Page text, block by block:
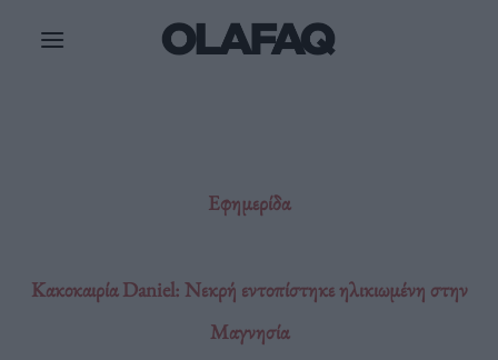
Εφημερίδα
Κακοκαιρία Daniel: Νεκρή εντοπίστηκε ηλικιωμένη στην
Μαγνησία